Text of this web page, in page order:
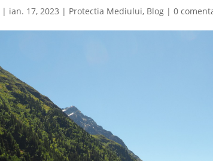
| ian. 17, 2023 | Protectia Mediului, Blog |0